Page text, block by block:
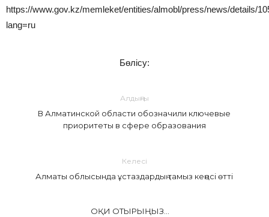
https://www.gov.kz/memleket/entities/almobl/press/news/details/
lang=ru
Бөлісу:
Алдыңғы
В Алматинской области обозначили ключевые
приоритеты в сфере образования
Келесі
Алматы облысында ұстаздардың тамыз кеңесі өтті
ОҚИ ОТЫРЫҢЫЗ...